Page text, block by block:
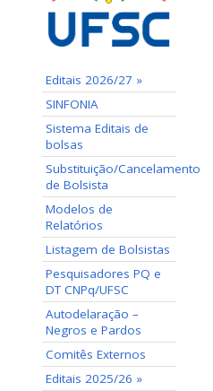
Editais 2026/27 »
SINFONIA
Sistema Editais de
bolsas
Substituição/Cancelamento
de Bolsista
Modelos de
Relatórios
Listagem de Bolsistas
Pesquisadores PQ e
DT CNPq/UFSC
Autodelaração –
Negros e Pardos
Comitês Externos
Editais 2025/26 »